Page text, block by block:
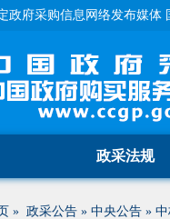
政府采购信息网络发布媒体
政采法规
» 政采公告 » 中央公告 »